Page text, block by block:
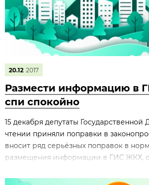
20.12 2017
Размести информацию в
спи спокойно
15 декабря депутаты
чтении приняли поправки в
вносит ряд серьёзных поправок в
размещения информации в ГИС ЖКХ, о